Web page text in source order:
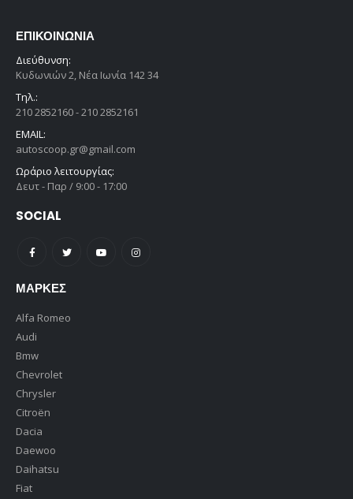
ΕΠΙΚΟΙΝΩΝΊΑ
Διεύθυνση:
Κυδωνιών 2, Νέα Ιωνία 142 34
Τηλ.:
210 2852160 - 210 2852161
EMAIL:
autoscoop.gr@gmail.com
Ωράριο λειτουργίας:
Δευτ - Παρ / 9:00 - 17:00
SOCIAL
ΜΆΡΚΕΣ
Alfa Romeo
Audi
Bmw
Chevrolet
Chrysler
Citroën
Dacia
Daewoo
Daihatsu
Fiat